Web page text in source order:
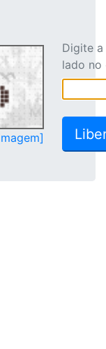
Digite
lado no